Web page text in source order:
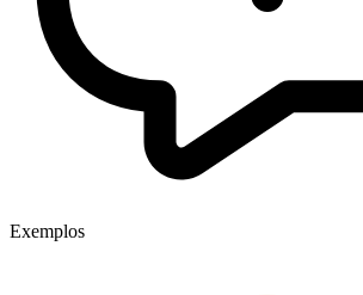
Exemplos